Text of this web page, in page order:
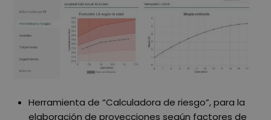
Herramienta de “Calculadora de riesgo”, para la
elaboración de proyecciones según factores de